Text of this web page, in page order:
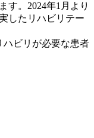
す。2024年1月より
したリハビリテー
ハビリが必要な患者